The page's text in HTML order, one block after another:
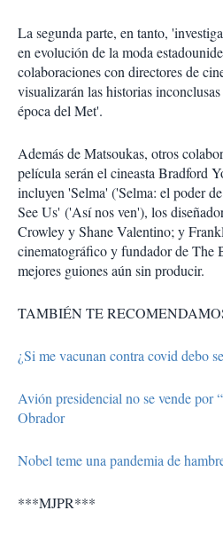
La segunda parte, en tanto,
en evolución de la moda
colaboraciones con directores de
visualizarán las historias
época del Met'.
Además de Matsoukas, otros
película serán el cineasta Bradford
incluyen 'Selma' ('Selma: el poder
See Us' ('Así nos ven'), los
Crowley y Shane Valentino; y
cinematográfico y fundador de The
mejores guiones aún sin producir.
TAMBIÉN TE
¿Si me vacunan contra covid debo
Avión presidencial no se vende por
Obrador
Nobel teme una pandemia de
***MJPR***